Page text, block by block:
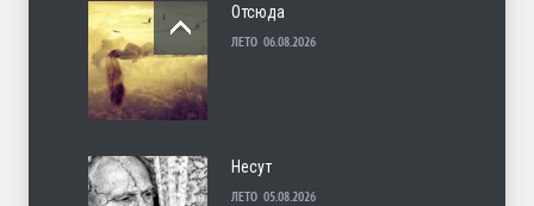
Отсюда
ЛЕТО 06.08.2026
Несут
ЛЕТО 05.08.2026